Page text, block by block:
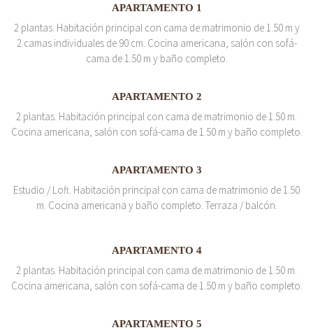
APARTAMENTO 1
2 plantas. Habitación principal con cama de matrimonio de 1.50 m y
2 camas individuales de 90 cm. Cocina americana, salón con sofá-
cama de 1.50 m y baño completo.
APARTAMENTO 2
2 plantas. Habitación principal con cama de matrimonio de 1.50 m.
Cocina americana, salón con sofá-cama de 1.50 m y baño completo.
APARTAMENTO 3
Estudio / Loft. Habitación principal con cama de matrimonio de 1.50
m. Cocina americana y baño completo. Terraza / balcón.
APARTAMENTO 4
2 plantas. Habitación principal con cama de matrimonio de 1.50 m.
Cocina americana, salón con sofá-cama de 1.50 m y baño completo.
APARTAMENTO 5